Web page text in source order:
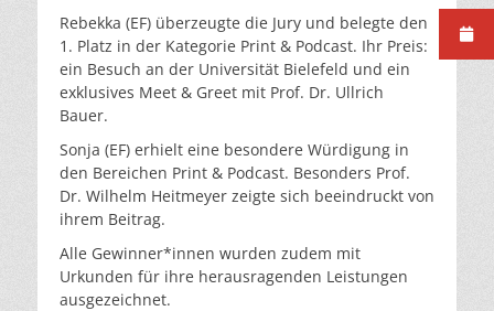
Rebekka (EF) überzeugte die Jury und belegte den
1. Platz in der Kategorie Print & Podcast. Ihr Preis:
ein Besuch an der Universität Bielefeld und ein
exklusives Meet & Greet mit Prof. Dr. Ullrich
Bauer.
Sonja (EF) erhielt eine besondere Würdigung in
den Bereichen Print & Podcast. Besonders Prof.
Dr. Wilhelm Heitmeyer zeigte sich beeindruckt von
ihrem Beitrag.
Alle Gewinner*innen wurden zudem mit
Urkunden für ihre herausragenden Leistungen
ausgezeichnet.